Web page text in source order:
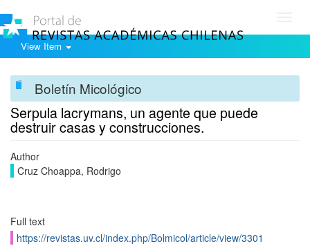
View Item
Boletín Micológico
Serpula lacrymans, un agente que puede
destruir casas y construcciones.
Author
Cruz Choappa, Rodrigo
Full text
https://revistas.uv.cl/index.php/Bolmicol/article/view/3301